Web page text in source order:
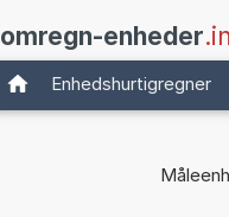
omregn-enheder
Enhedshurtigregner